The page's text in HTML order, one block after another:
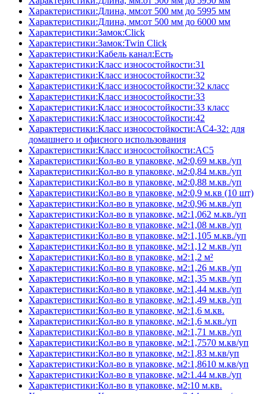
Характеристики:Длина, мм:от 500 мм до 5995 мм
Характеристики:Длина, мм:от 500 мм до 6000 мм
Характеристики:Замок:Click
Характеристики:Замок:Twin Click
Характеристики:Кабель канал:Есть
Характеристики:Класс износостойкости:31
Характеристики:Класс износостойкости:32
Характеристики:Класс износостойкости:32 класс
Характеристики:Класс износостойкости:33
Характеристики:Класс износостойкости:33 класс
Характеристики:Класс износостойкости:42
Характеристики:Класс износостойкости:AC4-32: для
домашнего и офисного использования
Характеристики:Класс износостойкости:AC5
Характеристики:Кол-во в упаковке, м2:0,69 м.кв./уп
Характеристики:Кол-во в упаковке, м2:0,84 м.кв./уп
Характеристики:Кол-во в упаковке, м2:0,88 м.кв./уп
Характеристики:Кол-во в упаковке, м2:0,9 м.кв (10 шт)
Характеристики:Кол-во в упаковке, м2:0,96 м.кв./уп
Характеристики:Кол-во в упаковке, м2:1,062 м.кв./уп
Характеристики:Кол-во в упаковке, м2:1,08 м.кв./уп
Характеристики:Кол-во в упаковке, м2:1,105 м.кв./уп
Характеристики:Кол-во в упаковке, м2:1,12 м.кв./уп
Характеристики:Кол-во в упаковке, м2:1,2 м²
Характеристики:Кол-во в упаковке, м2:1,26 м.кв./уп
Характеристики:Кол-во в упаковке, м2:1,35 м.кв./уп
Характеристики:Кол-во в упаковке, м2:1,44 м.кв./уп
Характеристики:Кол-во в упаковке, м2:1,49 м.кв./уп
Характеристики:Кол-во в упаковке, м2:1,6 м.кв.
Характеристики:Кол-во в упаковке, м2:1,6 м.кв./уп
Характеристики:Кол-во в упаковке, м2:1,71 м.кв./уп
Характеристики:Кол-во в упаковке, м2:1,7570 м.кв/уп
Характеристики:Кол-во в упаковке, м2:1,83 м.кв/уп
Характеристики:Кол-во в упаковке, м2:1,8610 м.кв/уп
Характеристики:Кол-во в упаковке, м2:1.44 м.кв./уп
Характеристики:Кол-во в упаковке, м2:10 м.кв.